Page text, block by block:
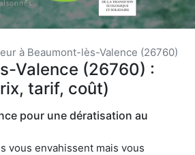
à Beaumont-lès-Valence (26760)
Valence (26760) :
tarif, coût)
pour une dératisation au
vous envahissent mais vous